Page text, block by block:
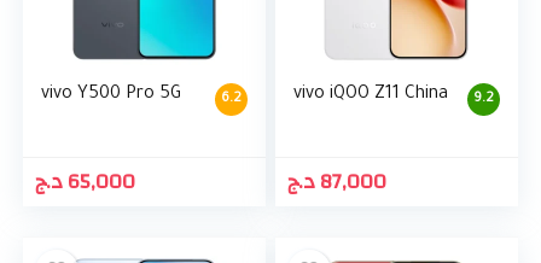
6.2
vivo Y500 Pro 5G
65,000د.ج
9.2
vivo iQOO Z11 China
87,000د.ج